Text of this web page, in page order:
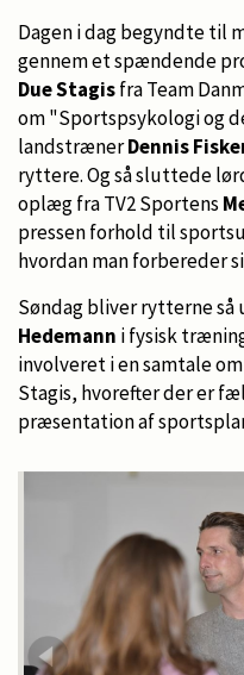
Dagen i dag begyndte til
gennem et spændende
Due Stagisfra Team
om "Sportspsykologi og
landstrænerDennis
ryttere. Og så sluttede
oplæg fra TV2 Sportens
pressen forhold til
hvordan man forbereder
Søndag bliver rytterne
Hedemann i fysisk
involveret i en samtale
Stagis, hvorefter der er
præsentation af